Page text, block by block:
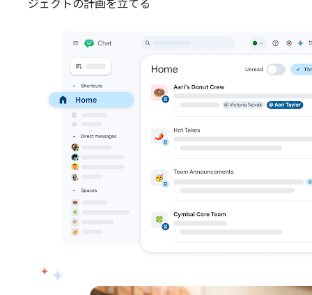
ジェクトの計画を立てる